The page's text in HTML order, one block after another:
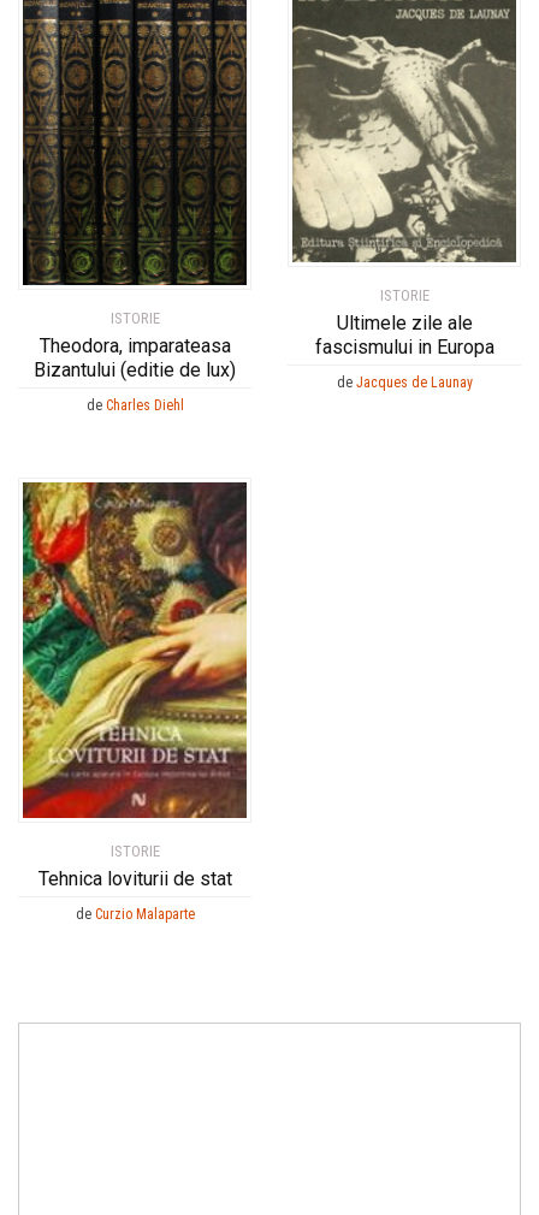
ISTORIE
Theodora, imparateasa
Bizantului (editie de lux)
de Charles Diehl
ISTORIE
Ultimele zile ale
fascismului in Europa
de Jacques de Launay
ISTORIE
Tehnica loviturii de stat
de Curzio Malaparte